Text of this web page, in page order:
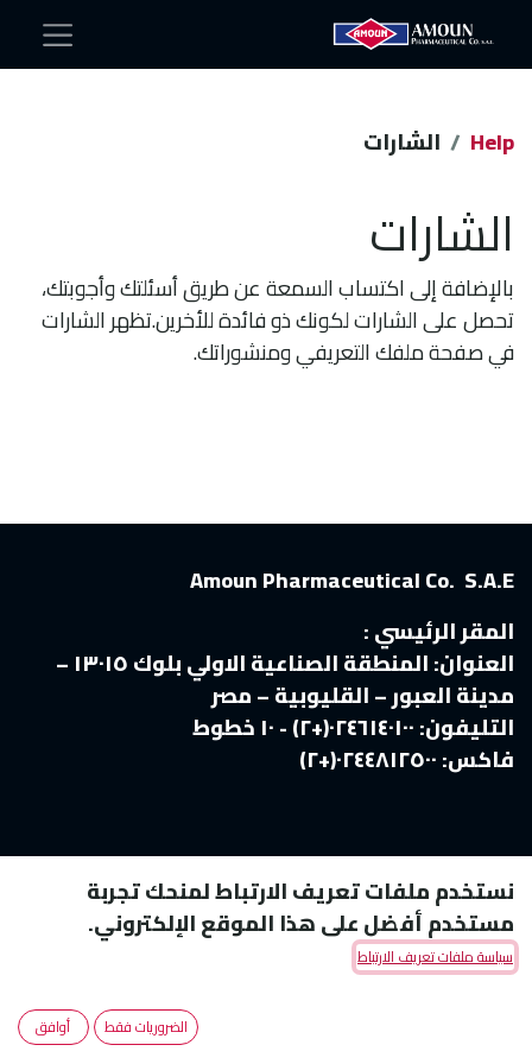
Help الشارات
الشارات
بالإضافة إلى اكتساب السمعة عن طريق أسئلتك وأجوبتك،
تحصل على الشارات لكونك ذو فائدة للأخرين.تظهر الشارات
في صفحة ملفك التعريفي ومنشوراتك.
Amoun Pharmaceutical Co. S.A.E
المقر الرئيسي :
العنوان:
المنطقة الصناعية الاولي بلوك ١٣٠١٥ –
مدينة العبور – القليوبية – مصر
التليفون:٠٢٤٦١٤٠١٠٠(+٢) - ١٠ خطوط
فاكس:
Copyright © Amoun Pharmaceutical Co. الْعَرَبيّة
نستخدم ملفات تعريف الارتباط لمنحك تجربة
مستخدم أفضل على هذا الموقع الإلكتروني.
سياسة ملفات تعريف الارتباط
الضروريات فقط أوافق